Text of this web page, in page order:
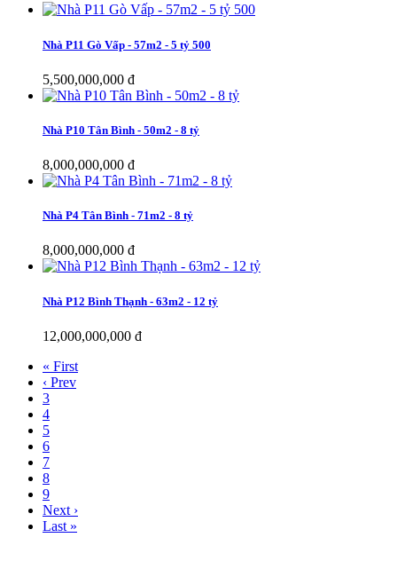
Nhà P11 Gò Vấp - 57m2 - 5 tỷ 500
5,500,000,000 đ
Nhà P10 Tân Bình - 50m2 - 8 tỷ
8,000,000,000 đ
Nhà P4 Tân Bình - 71m2 - 8 tỷ
8,000,000,000 đ
Nhà P12 Bình Thạnh - 63m2 - 12 tỷ
12,000,000,000 đ
« First
‹ Prev
3
4
5
6
7
8
9
Next ›
Last »